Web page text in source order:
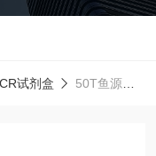
试剂盒 50T鱼源性成分(Fish)PCR试剂盒